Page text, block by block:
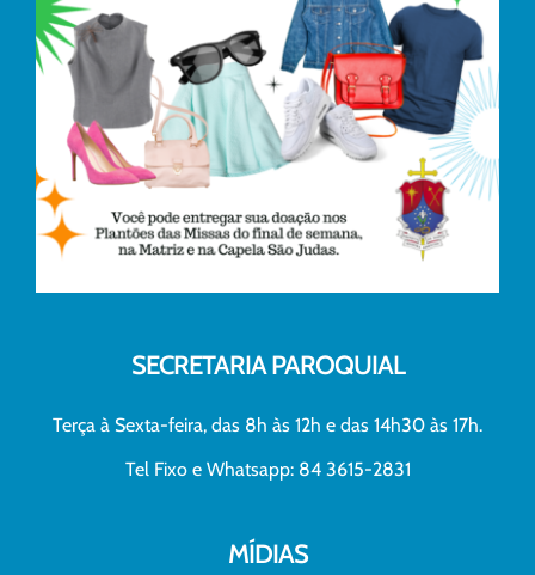
SECRETARIA PAROQUIAL
Terça à Sexta-feira, das 8h às 12h e das 14h30 às 17h.
Tel Fixo e Whatsapp: 84 3615-2831
MÍDIAS